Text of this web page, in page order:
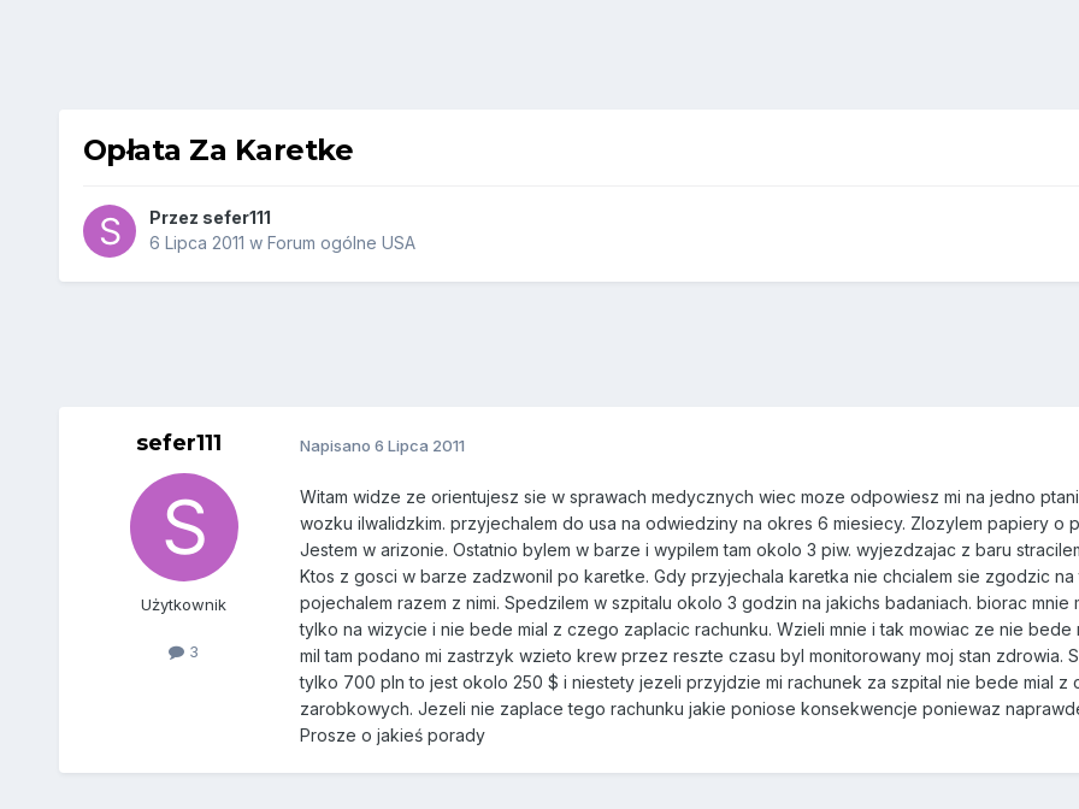
Opłata Za Karetke
Przez sefer111
6 Lipca 2011 w Forum ogólne USA
sefer111
Użytkownik
3
Napisano 6 Lipca 2011
Witam widze ze orientujesz sie w sprawach medycznych wiec moze odpowiesz mi na jedno
wozku ilwalidzkim. przyjechalem do usa na odwiedziny na okres 6 miesiecy. Zlozylem papiery
Jestem w arizonie. Ostatnio bylem w barze i wypilem tam okolo 3 piw. wyjezdzajac z baru
Ktos z gosci w barze zadzwonil po karetke. Gdy przyjechala karetka nie chcialem sie zgodzic
pojechalem razem z nimi. Spedzilem w szpitalu okolo 3 godzin na jakichs badaniach. biorac
tylko na wizycie i nie bede mial z czego zaplacic rachunku. Wzieli mnie i tak mowiac ze nie
mil tam podano mi zastrzyk wzieto krew przez reszte czasu byl monitorowany moj stan zdrowia.
tylko 700 pln to jest okolo 250 $ i niestety jezeli przyjdzie mi rachunek za szpital nie bede mial
zarobkowych. Jezeli nie zaplace tego rachunku jakie poniose konsekwencje poniewaz
Prosze o jakieś porady